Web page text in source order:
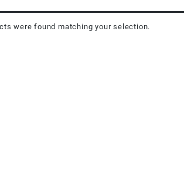
were found matching your selection.